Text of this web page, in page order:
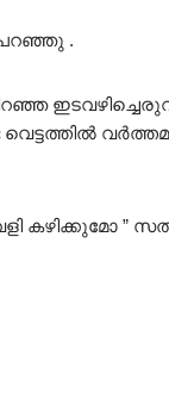
പറഞ്ഞു .
വെട്ടത്തിൽ
കഴിക്കുമോ ”